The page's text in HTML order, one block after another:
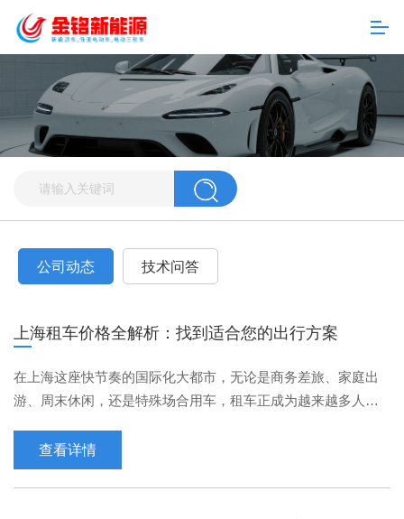
公司动态 技术问答
上海租车价格全解析：找到适合您的出行方案
在上海这座快节奏的国际化大都市，无论是商务差旅、家庭出
游、周末休闲，还是特殊场合用车，租车正成为越来越多人的
查看详情